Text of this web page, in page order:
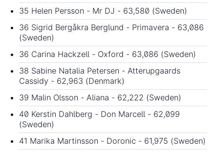
35 Helen Persson - Mr DJ - 63,580 (Sweden)
36 Sigrid Bergåkra Berglund - Primavera - 63,086
(Sweden)
36 Carina Hackzell - Oxford - 63,086 (Sweden)
38 Sabine Natalia Petersen - Atterupgaards
Cassidy - 62,963 (Denmark)
39 Malin Olsson - Aliana - 62,222 (Sweden)
40 Kerstin Dahlberg - Don Marcell - 62,099
(Sweden)
41 Marika Martinsson - Doronic - 61,975 (Sweden)